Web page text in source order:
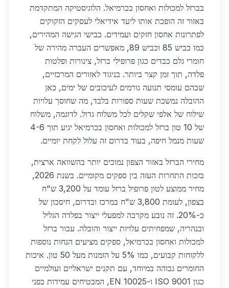
בברזל למכולות ואחסון בכרמיאל. הלוגיסטיקה המתקדמת
באזור זה הופכת אותו ליעד אידיאלי לעסקים הזקוקים
לפתרונות אחסון חזקים ועמידים. כבישי הגישה המהירים,
כמו כביש 85 וכביש 89, מאפשרים העברה מהירה של
חומרי גלם כבדים כגון פרופילי ברזל, צינורות ופלטות
פלדה, תוך זמן קצר ביותר. בניגוד לאזורים המרכזיים,
שבהם עומסי תנועה גורמים לעיכובים של ימים, כאן
ההובלה נמשכת שעות ספורות בלבד, מה שחוסך עלויות
שילוח של אלפי שקלים לכל משלוח גדול. לדוגמה, משלוח
של 10 טון ברזל למכולות ואחסון בכרמיאל יגיע תוך 4-6
שעות מנמל חיפה, בעוד בדרום זה עלול לקחת יומיים.
מחירי הברזל באזור הצפון נמוכים יותר בהשוואה ארצית,
בזכות התחרות העזה בין ספקים מקומיים. בשנת 2026,
מחיר ממוצע לטון פרופיל ברזל עומד על 3,200 ש"ח
בצפון, לעומת 3,800 ש"ח במרכז ובדרום, חיסכון של
כ-20%. זה נובע מקרבה למפעלי ייצור בפלדה הגליל
ובנהריה, שמפחיתים עלויות ייצור והובלה. עבור ברזל
למכולות ואחסון בכרמיאל, ספקים מציעים הנחות נוספות
ללקוחות קבועים, כמו 5% על הזמנות מעל 50 טון. איכות
החומרים גבוהה במיוחד, עם תקנים ישראליים ועולמיים
כגון ISO 9001 ו-EN 10025, המבטיחים עמידות בפני